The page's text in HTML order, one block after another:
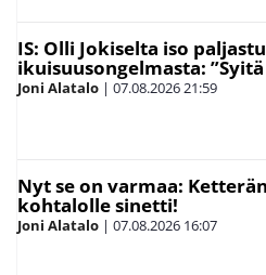
IS: Olli Jokiselta iso
ikuisuusongelmasta:
Joni Alatalo | 07.08.202621:59
Nyt se on varmaa: Ketterän
kohtalolle sinetti!
Joni Alatalo | 07.08.2026 16:07